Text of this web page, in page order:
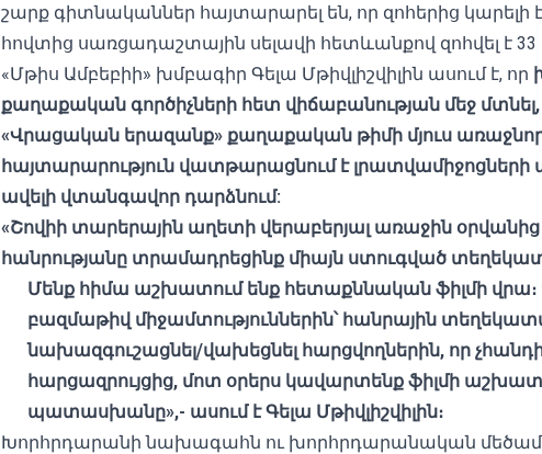
շարք գիտնականներ հայտարարել են, որ զոհերից կարելի
հովտից սառցադաշտային սելավի հետևանքով զոհվել է 33
«Մթիս Ամբեբիի» խմբագիր Գելա Մթիվլիշվիլին ասում է, որ
քաղաքական գործիչների հետ վիճաբանության մեջ
«Վրացական երազանք» քաղաքական թիմի մյուս
հայտարարություն վատթարացնում է լրատվամիջոցների
ավելի վտանգավոր դարձնում:
«Շովիի տարերային աղետի վերաբերյալ առաջին
հանրությանը տրամադրեցինք միայն ստուգված
Մենք հիմա աշխատում ենք հետաքննական ֆիլմի
բազմաթիվ միջամտություններին՝ հանրային
նախազգուշացնել/վախեցնել հարցվողներին, որ
հարցազրույցից, մոտ օրերս կավարտենք ֆիլմի
պատասխանը»,- ասում է Գելա Մթիվլիշվիլին։
Խորհրդարանի նախագահն ու խորհրդարանական